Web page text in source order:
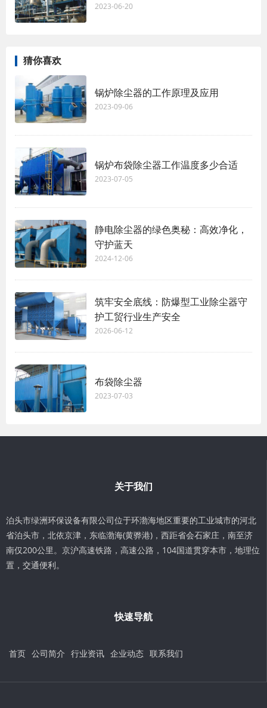
2023-06-20
猜你喜欢
锅炉除尘器的工作原理及应用
2023-09-06
锅炉布袋除尘器工作温度多少合适
2023-07-05
静电除尘器的绿色奥秘：高效净化，
守护蓝天
2024-12-06
筑牢安全底线：防爆型工业除尘器守
护工贸行业生产安全
2026-06-12
布袋除尘器
2023-07-03
关于我们
泊头市绿洲环保设备有限公司位于环渤海地区重要的工业城市的河北
省泊头市，北依京津，东临渤海(黄骅港)，西距省会石家庄，南至济
南仅200公里。京沪高速铁路，高速公路，104国道贯穿本市，地理位
置，交通便利。
快速导航
首页 公司简介 行业资讯 企业动态 联系我们